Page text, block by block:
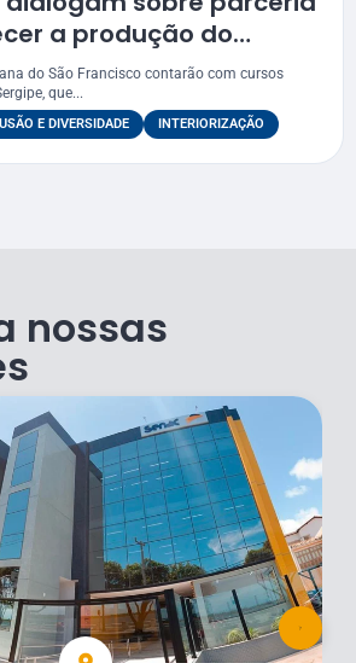
a produção do
Santana do São
do São Francisco contarão com cursos
que...
E DIVERSIDADE INTERIORIZAÇÃO
nossas